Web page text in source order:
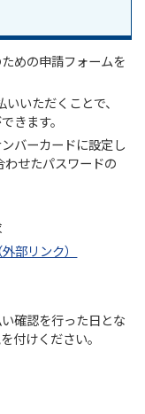
めの申請フォームを
いただくことで、
きます。
バーカードに設定し
せたパスワードの
外部リンク）
確認を行った日とな
付けください。